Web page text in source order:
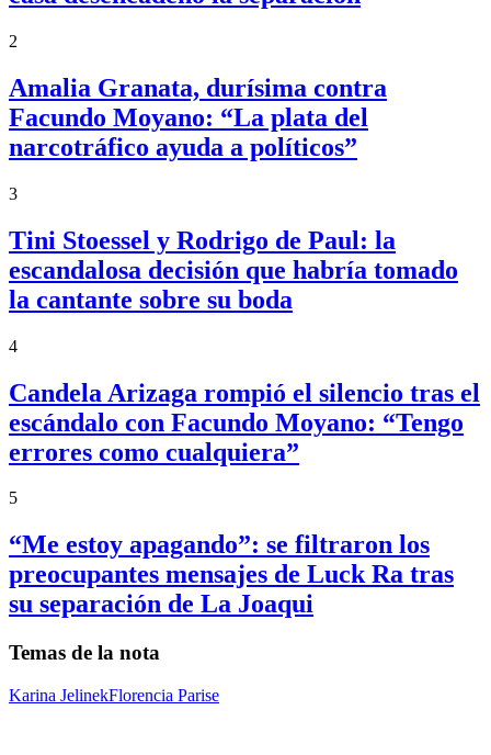
2
Amalia Granata, durísima contra
Facundo Moyano: “La plata del
narcotráfico ayuda a políticos”
3
Tini Stoessel y Rodrigo de Paul: la
escandalosa decisión que habría tomado
la cantante sobre su boda
4
Candela Arizaga rompió el silencio tras el
escándalo con Facundo Moyano: “Tengo
errores como cualquiera”
5
“Me estoy apagando”: se filtraron los
preocupantes mensajes de Luck Ra tras
su separación de La Joaqui
Temas de la nota
Karina JelinekFlorencia Parise